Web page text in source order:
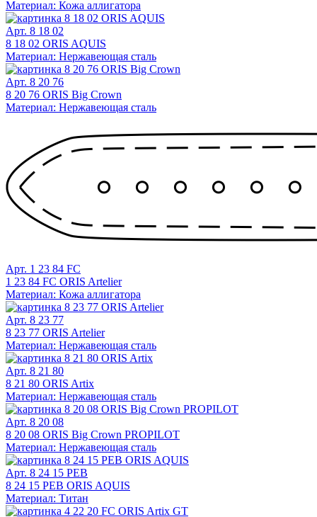
Материал: Кожа аллигатора
Арт. 8 18 02
8 18 02 ORIS AQUIS
Материал: Нержавеющая сталь
Арт. 8 20 76
8 20 76 ORIS Big Crown
Материал: Нержавеющая сталь
Арт. 1 23 84 FC
1 23 84 FC ORIS Artelier
Материал: Кожа аллигатора
Арт. 8 23 77
8 23 77 ORIS Artelier
Материал: Нержавеющая сталь
Арт. 8 21 80
8 21 80 ORIS Artix
Материал: Нержавеющая сталь
Арт. 8 20 08
8 20 08 ORIS Big Crown PROPILOT
Материал: Нержавеющая сталь
Арт. 8 24 15 PEB
8 24 15 PEB ORIS AQUIS
Материал: Титан